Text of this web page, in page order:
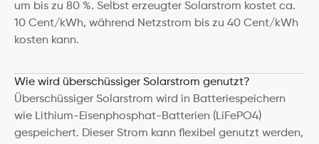
um bis zu 80 %. Selbst erzeugter Solarstrom kostet ca.
10 Cent/kWh, während Netzstrom bis zu 40 Cent/kWh
kosten kann.
Wie wird überschüssiger Solarstrom genutzt?
Überschüssiger Solarstrom wird in Batteriespeichern
wie Lithium-Eisenphosphat-Batterien (LiFePO4)
gespeichert. Dieser Strom kann flexibel genutzt werden,